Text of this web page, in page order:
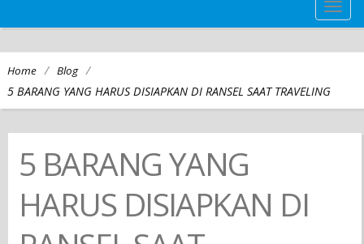
Home / Blog /
5 BARANG YANG HARUS DISIAPKAN DI RANSEL SAAT TRAVELING
5 BARANG YANG
HARUS DISIAPKAN DI